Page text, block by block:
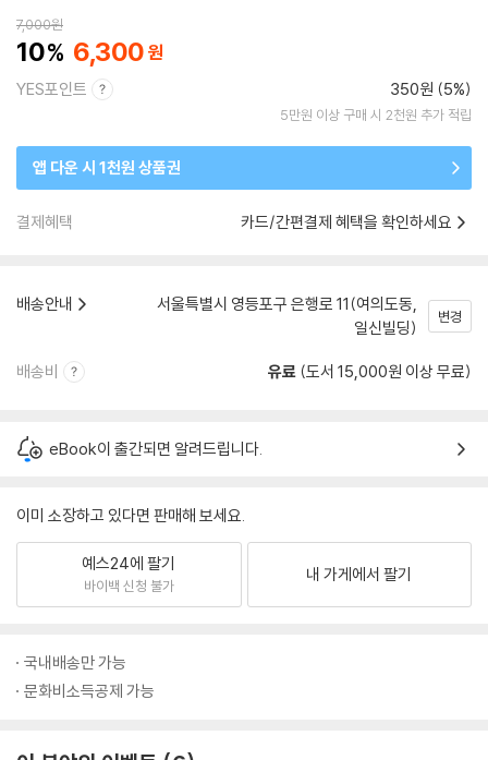
7,000원
10 6,300
YES포인트 350원 (5%)
5만원 이상 구매 시 2천원 추가 적립
앱 다운 시 1천원 상품권
결제혜택 카드/간편결제 혜택을 확인하세요
배송안내
서울특별시 영등포구 은행로 11(여의도동,
일신빌딩)
변경
배송비 유료 (도서 15,000원 이상 무료)
eBook이 출간되면 알려드립니다.
이미 소장하고 있다면 판매해 보세요.
예스24에 팔기
바이백 신청 불가
내 가게에서 팔기
국내배송만 가능
문화비소득공제 가능